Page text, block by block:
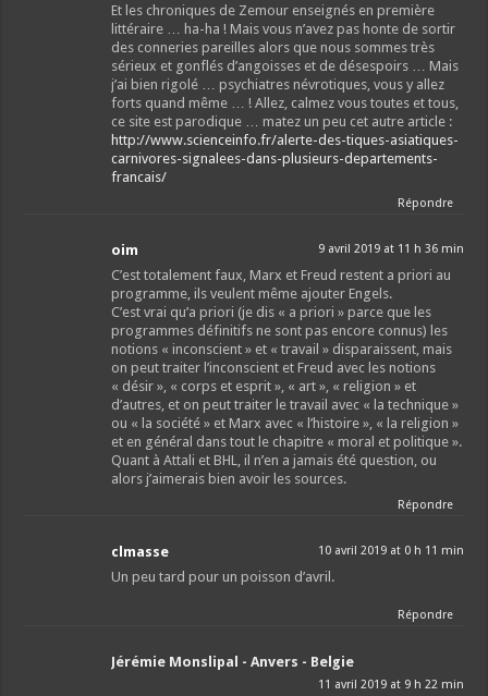
Et les chroniques de Zemour enseignés en première
littéraire … ha-ha ! Mais vous n’avez pas honte de sortir
des conneries pareilles alors que nous sommes très
sérieux et gonflés d’angoisses et de désespoirs … Mais
j’ai bien rigolé … psychiatres névrotiques, vous y allez
forts quand même … ! Allez, calmez vous toutes et tous,
ce site est parodique … matez un peu cet autre article :
http://www.scienceinfo.fr/alerte-des-tiques-asiatiques-
carnivores-signalees-dans-plusieurs-departements-
francais/
Répondre
oim 9 avril 2019 at 11 h 36 min
C’est totalement faux, Marx et Freud restent a priori au
programme, ils veulent même ajouter Engels.
C’est vrai qu’a priori (je dis « a priori » parce que les
programmes définitifs ne sont pas encore connus) les
notions « inconscient » et « travail » disparaissent, mais
on peut traiter l’inconscient et Freud avec les notions
« désir », « corps et esprit », « art », « religion » et
d’autres, et on peut traiter le travail avec « la technique »
ou « la société » et Marx avec « l’histoire », « la religion »
et en général dans tout le chapitre « moral et politique ».
Quant à Attali et BHL, il n’en a jamais été question, ou
alors j’aimerais bien avoir les sources.
Répondre
clmasse 10 avril 2019 at 0 h 11 min
Un peu tard pour un poisson d’avril.
Répondre
Jérémie Monslipal - Anvers - Belgie
11 avril 2019 at 9 h 22 min